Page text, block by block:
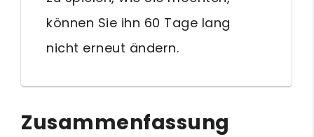
können Sie ihn 60 Tage lang
nicht erneut ändern.
Zusammenfassung